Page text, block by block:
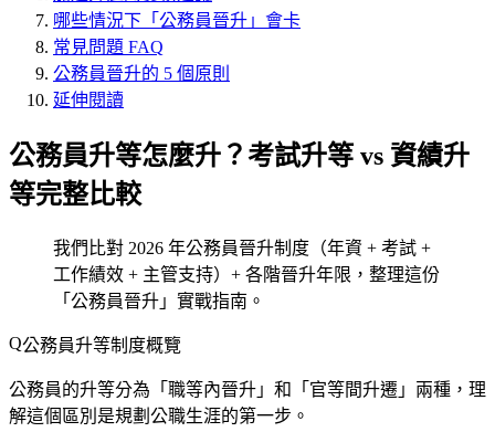
哪些情況下「公務員晉升」會卡
常見問題 FAQ
公務員晉升的 5 個原則
延伸閱讀
公務員升等怎麼升？考試升等 vs 資績升
等完整比較
我們比對 2026 年公務員晉升制度（年資 + 考試 +
工作績效 + 主管支持）+ 各階晉升年限，整理這份
「公務員晉升」實戰指南。
公務員升等制度概覽
公務員的升等分為「職等內晉升」和「官等間升遷」兩種，理
解這個區別是規劃公職生涯的第一步。